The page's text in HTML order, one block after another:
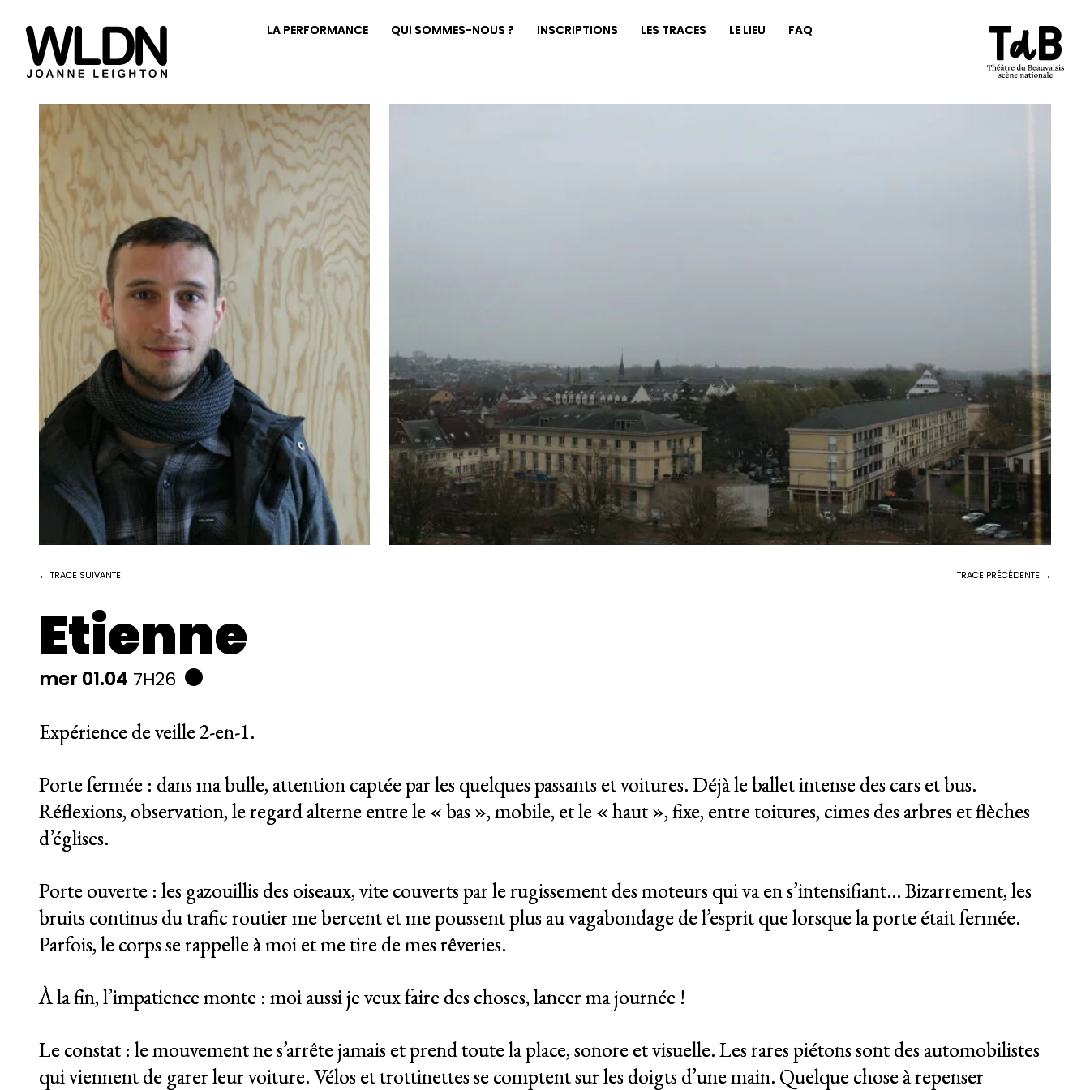
LA PERFORMANCE QUI SOMMES-NOUS ? INSCRIPTIONS LES TRACES LE LIEU FAQ
← TRACE SUIVANTE TRACE PRÉCÉDENTE →
Etienne
mer 01.04 7H26
Expérience de veille 2-en-1.
Porte fermée : dans ma bulle, attention captée par les quelques passants et voitures. Déjà le ballet intense des cars et bus.
Réflexions, observation, le regard alterne entre le « bas », mobile, et le « haut », fixe, entre toitures, cimes des arbres et flèches
d’églises.
Porte ouverte : les gazouillis des oiseaux, vite couverts par le rugissement des moteurs qui va en s’intensifiant… Bizarrement, les
bruits continus du trafic routier me bercent et me poussent plus au vagabondage de l’esprit que lorsque la porte était fermée.
Parfois, le corps se rappelle à moi et me tire de mes rêveries.
À la fin, l’impatience monte : moi aussi je veux faire des choses, lancer ma journée !
Le constat : le mouvement ne s’arrête jamais et prend toute la place, sonore et visuelle. Les rares piétons sont des automobilistes
qui viennent de garer leur voiture. Vélos et trottinettes se comptent sur les doigts d’une main. Quelque chose à repenser